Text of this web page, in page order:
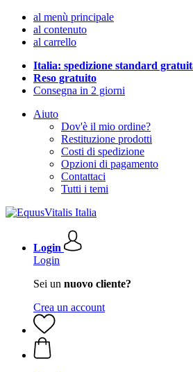
al menù principale
al contenuto
al carrello
Italia: spedizione standard
Reso gratuito
Consegna in 2 giorni
Aiuto
Dov'è il mio ordine?
Restituzione prodotti
Costi di spedizione
Opzioni di pagamento
Contattaci
Tutti i temi
Login
Login
Sei un nuovo cliente?
Crea un account